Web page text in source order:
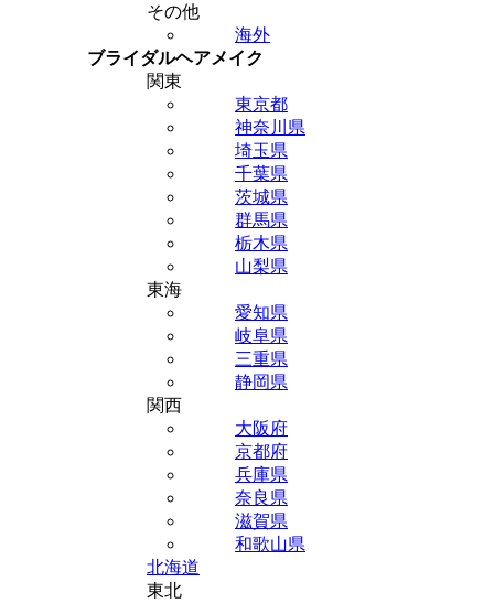
その他
海外
ブライダルヘアメイク
関東
東京都
神奈川県
埼玉県
千葉県
茨城県
群馬県
栃木県
山梨県
東海
愛知県
岐阜県
三重県
静岡県
関西
大阪府
京都府
兵庫県
奈良県
滋賀県
和歌山県
北海道
東北